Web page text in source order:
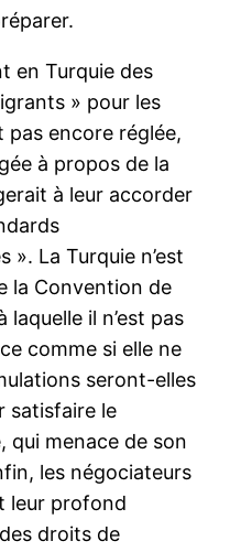
en Turquie des
» pour les
pas encore réglée,
à propos de la
à leur accorder
La Turquie n’est
la Convention de
laquelle il n’est pas
comme si elle ne
seront-elles
satisfaire le
qui menace de son
les négociateurs
leur profond
droits de